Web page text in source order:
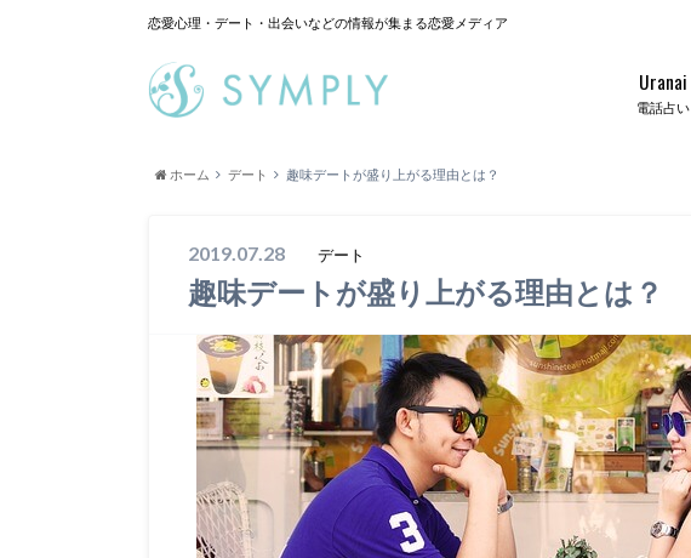
恋愛心理・デート・出会いなどの情報が集まる恋愛メディア
電話占い
Uranai
ホーム デート 趣味デートが盛り上がる理由とは？
2019.07.28 デート
趣味デートが盛り上がる理由とは？